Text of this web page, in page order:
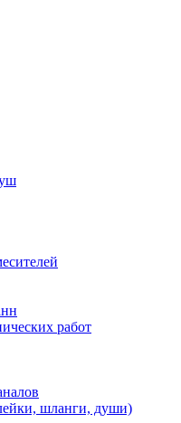
работ
шланги, души)